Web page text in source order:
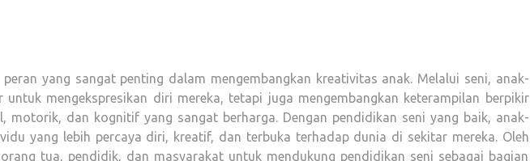
yang sangat penting dalam mengembangkan kreativitas anak. Melalui seni, anak-
mengekspresikan diri mereka, tetapi juga mengembangkan keterampilan berpikir
motorik, dan kognitif yang sangat berharga. Dengan pendidikan seni yang baik, anak-
yang lebih percaya diri, kreatif, dan terbuka terhadap dunia di sekitar mereka. Oleh
tua, pendidik, dan masyarakat untuk mendukung pendidikan seni sebagai bagian